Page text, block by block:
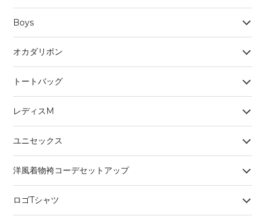
Boys
オカダリボン
トートバッグ
レディスM
ユニセックス
洋風着物袴コーデセットアップ
ロゴTシャツ